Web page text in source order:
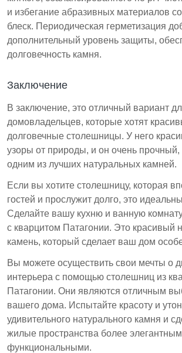
и избегание абразивных материалов
блеск. Периодическая герметизация
дополнительный уровень защиты,
долговечность камня.
Заключение
В заключение, это отличный вариант
домовладельцев, которые хотят
долговечные столешницы. У него
узоры от природы, и он очень прочный,
одним из лучших натуральных камней.
Если вы хотите столешницу, которая
гостей и прослужит долго, это
Сделайте вашу кухню и ванную
с кварцитом Патагонии. Это красивый
камень, который сделает ваш дом
Вы можете осуществить свои мечты о
интерьера с помощью столешниц из
Патагонии. Они являются отличным
вашего дома. Испытайте красоту и
удивительного натурального камня и
жилые пространства более
функциональными.